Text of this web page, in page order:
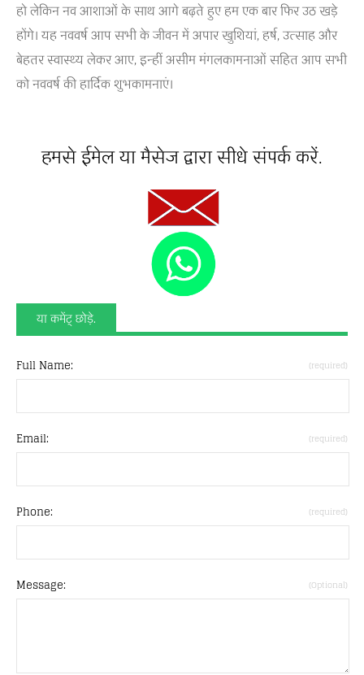
हो लेकिन नव आशाओं के साथ आगे बढ़ते हुए हम एक बार फिर उठ खड़े
होंगे। यह नववर्ष आप सभी के जीवन में अपार खुशियां, हर्ष, उत्साह और
बेहतर स्वास्थ्य लेकर आए, इन्हीं असीम मंगलकामनाओं सहित आप सभी
को नववर्ष की हार्दिक शुभकामनाएं।
हमसे ईमेल या मैसेज द्वारा सीधे संपर्क करें.
या कमेंट् छोड़े.
Full Name: (required)
Email: (required)
Phone: (required)
Message: (Optional)